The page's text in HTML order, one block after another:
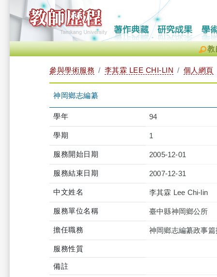
教
參與學術服務 李其霖 LEE CHI-LIN 個人網頁
神岡鄉志編纂
學年 94
學期 1
服務開始日期 2005-12-01
服務結束日期 2007-12-31
中文姓名 李其霖 Lee Chi-lin
服務單位名稱 臺中縣神岡鄉公所
擔任職務 神岡鄉志編纂政事
服務性質
備註